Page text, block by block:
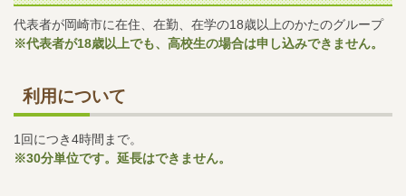
代表者が岡崎市に在住、在勤、在学の18歳以上のかたのグループ
※代表者が18歳以上でも、高校生の場合は申し込みできません。
利用について
1回につき4時間まで。
※30分単位です。延長はできません。